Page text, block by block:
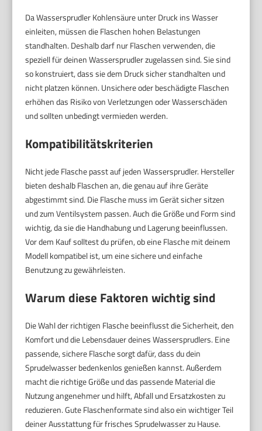
Da Wassersprudler Kohlensäure unter Druck ins Wasser
einleiten, müssen die Flaschen hohen Belastungen
standhalten. Deshalb darf nur Flaschen verwenden, die
speziell für deinen Wassersprudler zugelassen sind. Sie sind
so konstruiert, dass sie dem Druck sicher standhalten und
nicht platzen können. Unsichere oder beschädigte Flaschen
erhöhen das Risiko von Verletzungen oder Wasserschäden
und sollten unbedingt vermieden werden.
Kompatibilitätskriterien
Nicht jede Flasche passt auf jeden Wassersprudler. Hersteller
bieten deshalb Flaschen an, die genau auf ihre Geräte
abgestimmt sind. Die Flasche muss im Gerät sicher sitzen
und zum Ventilsystem passen. Auch die Größe und Form sind
wichtig, da sie die Handhabung und Lagerung beeinflussen.
Vor dem Kauf solltest du prüfen, ob eine Flasche mit deinem
Modell kompatibel ist, um eine sichere und einfache
Benutzung zu gewährleisten.
Warum diese Faktoren wichtig sind
Die Wahl der richtigen Flasche beeinflusst die Sicherheit, den
Komfort und die Lebensdauer deines Wassersprudlers. Eine
passende, sichere Flasche sorgt dafür, dass du dein
Sprudelwasser bedenkenlos genießen kannst. Außerdem
macht die richtige Größe und das passende Material die
Nutzung angenehmer und hilft, Abfall und Ersatzkosten zu
reduzieren. Gute Flaschenformate sind also ein wichtiger Teil
deiner Ausstattung für frisches Sprudelwasser zu Hause.